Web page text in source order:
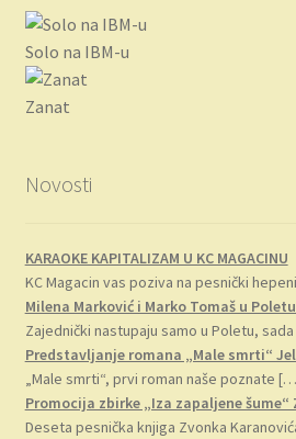
Solo na IBM-u
Zanat
Novosti
KARAOKE KAPITALIZAM U KC MAGACINU
KC Magacin vas poziva na pesnički
Milena Marković i Marko Tomaš u
Zajednički nastupaju samo u Poletu,
Predstavljanje romana „Male smrti“
„Male smrti“, prvi roman naše poznate
Promocija zbirke „Iza zapaljene šume“
Deseta pesnička knjiga Zvonka